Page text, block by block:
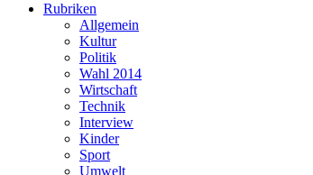
Rubriken
Allgemein
Kultur
Politik
Wahl 2014
Wirtschaft
Technik
Interview
Kinder
Sport
Umwelt